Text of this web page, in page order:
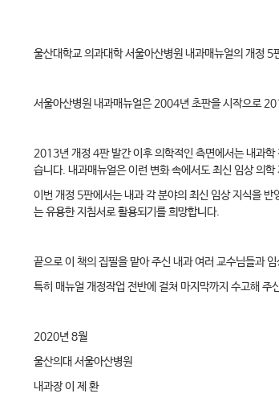
울산대학교 의과대학 서울아산병원 내과매뉴얼의 개정 5
서울아산병원 내과매뉴얼은 2004년 초판을 시작으로
2013년 개정 4판 발간 이후 의학적인 측면에서는 내과
습니다. 내과매뉴얼은 이런 변화 속에서도 최신 임상 의
이번 개정 5판에서는 내과 각 분야의 최신 임상 지식을 반
는 유용한 지침서로 활용되기를 희망합니다.
끝으로 이 책의 집필을 맡아 주신 내과 여러 교수님들과
특히 매뉴얼 개정작업 전반에 걸쳐 마지막까지 수고해 주
2020년 8월
울산의대 서울아산병원
내과장 이 제 환